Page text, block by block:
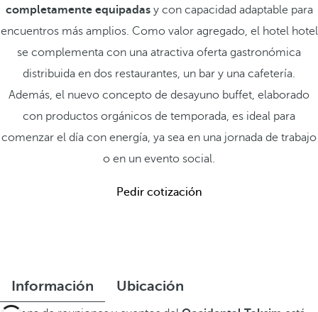
completamente equipadasy con capacidad adaptable para
encuentros más amplios. Como valor agregado, el hotel hotel
se complementa con una atractiva oferta gastronómica
distribuida en dos restaurantes, un bar y una cafetería.
Además, el nuevo concepto de desayuno buffet, elaborado
con productos orgánicos de temporada, es ideal para
comenzar el día con energía, ya sea en una jornada de trabajo
o en un evento social.
Pedir cotización
Información Ubicación